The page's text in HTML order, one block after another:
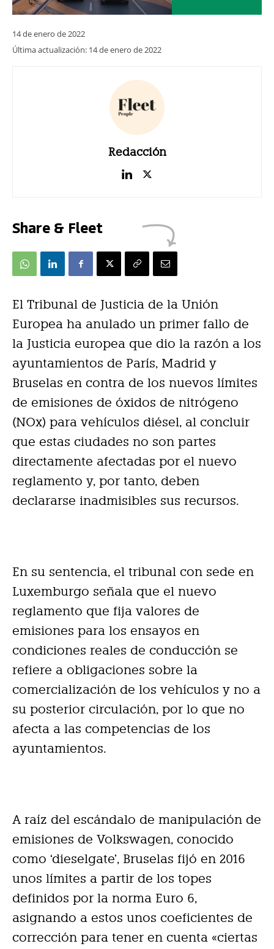
14 de enero de 2022
Última actualización: 14 de enero de 2022
Redacción
Share & Fleet
El Tribunal de Justicia de la Unión
Europea ha anulado un primer fallo de
la Justicia europea que dio la razón a los
ayuntamientos de París, Madrid y
Bruselas en contra de los nuevos límites
de emisiones de óxidos de nitrógeno
(NOx) para vehículos diésel, al concluir
que estas ciudades no son partes
directamente afectadas por el nuevo
reglamento y, por tanto, deben
declararse inadmisibles sus recursos.
En su sentencia, el tribunal con sede en
Luxemburgo señala que el nuevo
reglamento que fija valores de
emisiones para los ensayos en
condiciones reales de conducción se
refiere a obligaciones sobre la
comercialización de los vehículos y no a
su posterior circulación, por lo que no
afecta a las competencias de los
ayuntamientos.
A raíz del escándalo de manipulación de
emisiones de Volkswagen, conocido
como ‘dieselgate’, Bruselas fijó en 2016
unos límites a partir de los topes
definidos por la norma Euro 6,
asignando a estos unos coeficientes de
corrección para tener en cuenta «ciertas